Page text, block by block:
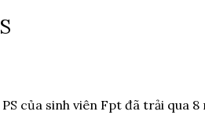
PS của sinh viên Fpt đã trải qua